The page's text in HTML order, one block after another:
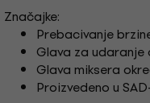
Značajke:
Prebacivanje
Glava za
Glava miksera
Proizvedeno u